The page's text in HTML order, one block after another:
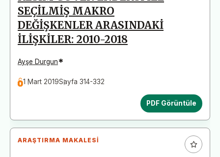
SEÇİLMİŞ MAKRO
DEĞİŞKENLER ARASINDAKİ
İLİŞKİLER: 2010-2018
Ayşe Durgun*
1 Mart 2019Sayfa 314-332
PDF Görüntüle
ARAŞTIRMA MAKALESI